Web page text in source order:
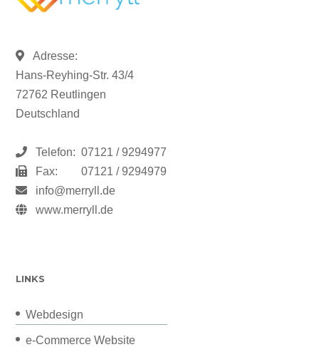
Adresse:
Hans-Reyhing-Str. 43/4
72762 Reutlingen
Deutschland
Telefon: 07121 / 9294977
Fax:
07121 / 9294979
info@merryll.de
www.merryll.de
LINKS
Webdesign
e-Commerce Website